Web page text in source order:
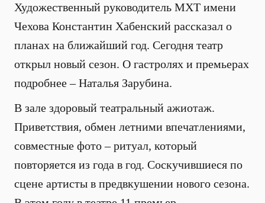
Художественный руководитель МХТ имени
Чехова Константин Хабенский рассказал о
планах на ближайший год. Сегодня театр
открыл новый сезон. О гастролях и премьерах
подробнее – Наталья Зарубина.
В зале здоровый театральный ажиотаж.
Приветствия, обмен летними впечатлениями,
совместные фото – ритуал, который
повторяется из года в год. Соскучившиеся по
сцене артисты в предвкушении нового сезона.